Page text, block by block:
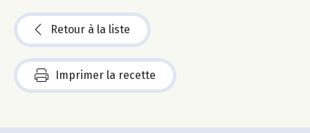
Retour à la liste
Imprimer la recette